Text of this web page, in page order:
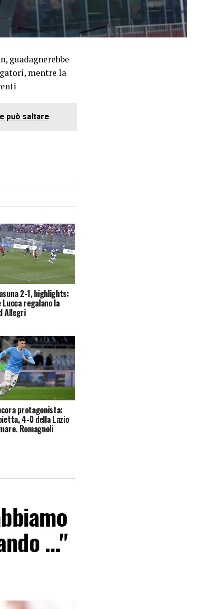
guadagnerebbe
mentre la
può saltare
2-1, highlights:
regalano la
Allegri
protagonista:
4-0 della Lazio
Romagnoli
…"